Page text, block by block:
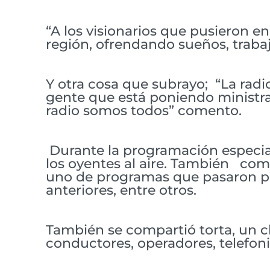
“A los visionarios que pusieron
región, ofrendando sueños,
Y otra cosa que subrayo; “La
gente que está poniendo
radio somos todos” comento.
Durante la programación
los oyentes al aire. También
uno de programas que pasaron
anteriores, entre otros.
También se compartió torta, un
conductores, operadores,